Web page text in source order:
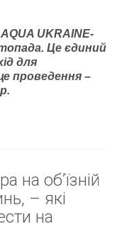
UKRAINE-
Це єдиний
для
проведення –
на об’їзній
– які
на